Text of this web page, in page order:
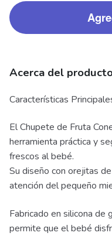
Acerca del
Características
El Chupete de Fruta
herramienta práctica y
frescos al bebé.
Su diseño con orejitas
atención del pequeño
Fabricado en silicona de
permite que el bebé